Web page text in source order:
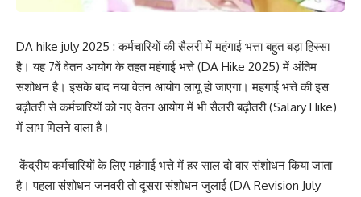
DA hike july 2025 : कर्मचारियों की सैलरी में महंगाई भत्ता बहुत बड़ा हिस्सा
है। यह 7वें वेतन आयोग के तहत महंगाई भत्ते (DA Hike 2025) में अंतिम
संशोधन है। इसके बाद नया वेतन आयोग लागू हो जाएगा। महंगाई भत्ते की इस
बढ़ौतरी से कर्मचारियों को नए वेतन आयोग में भी सैलरी बढ़ौतरी (Salary Hike)
में लाभ मिलने वाला है।
केंद्रीय कर्मचारियों के लिए महंगाई भत्ते में हर साल दो बार संशोधन किया जाता
है। पहला संशोधन जनवरी तो दूसरा संशोधन जुलाई (DA Revision July